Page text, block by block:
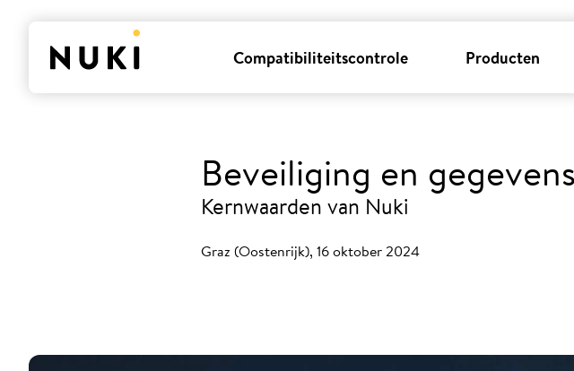
Compatibiliteitscontrole Producten
Beveiliging en
Kernwaarden van Nuki
Graz (Oostenrijk), 16 oktober 2024